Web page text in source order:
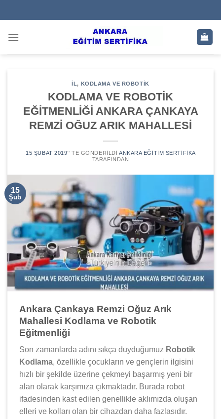
to
IL, KODLAMA VE ROBOTIK
KODLAMA VE ROBOTİK
EĞİTMENLİĞİ ANKARA ÇANKAYA
REMZİ OĞUZ ARIK MAHALLESİ
15 ŞUBAT 2019’' TE GÖNDERILDI ANKARA EĞITIM SERTIFIKA
TARAFINDAN
15
Şub
Ankara Çankaya Remzi Oğuz Arık
Mahallesi Kodlama ve Robotik
Eğitmenliği
Son zamanlarda adını sıkça duyduğumuz Robotik
Kodlama, özellikle çocukların ve gençlerin ilgisini
hızlı bir şekilde üzerine çekmeyi başarmış yeni bir
alan olarak karşımıza çıkmaktadır. Burada robot
ifadesinden kast edilen genellikle aklımızda oluşan
elleri ve kolları olan bir cihazdan daha fazlasıdır.